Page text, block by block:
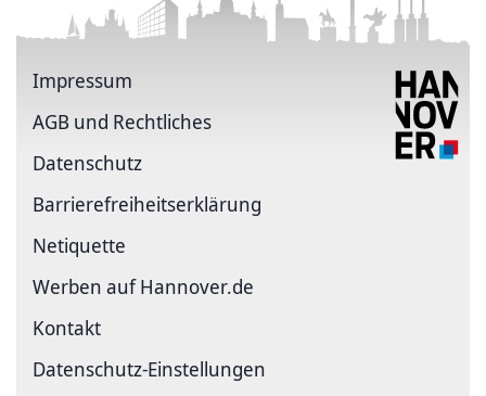
Impressum
AGB und Rechtliches
Datenschutz
Barriere­freiheits­erklärung
Netiquette
Werben auf Hannover.de
Kontakt
Datenschutz-Einstellungen